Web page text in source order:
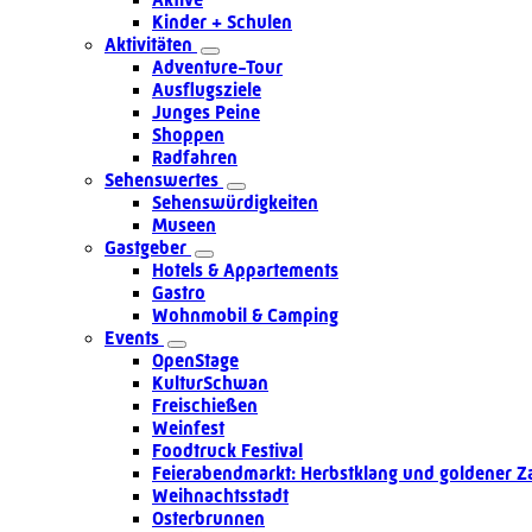
Kinder + Schulen
Aktivitäten
Adventure-Tour
Ausflugsziele
Junges Peine
Shoppen
Radfahren
Sehenswertes
Sehenswürdigkeiten
Museen
Gastgeber
Hotels & Appartements
Gastro
Wohnmobil & Camping
Events
OpenStage
KulturSchwan
Freischießen
Weinfest
Foodtruck Festival
Feierabendmarkt: Herbstklang und goldener
Weihnachtsstadt
Osterbrunnen